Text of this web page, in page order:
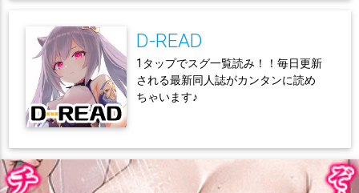
D-READ
1タップでスグ一覧読み！！毎日更新
される最新同人誌がカンタンに読め
ちゃいます♪